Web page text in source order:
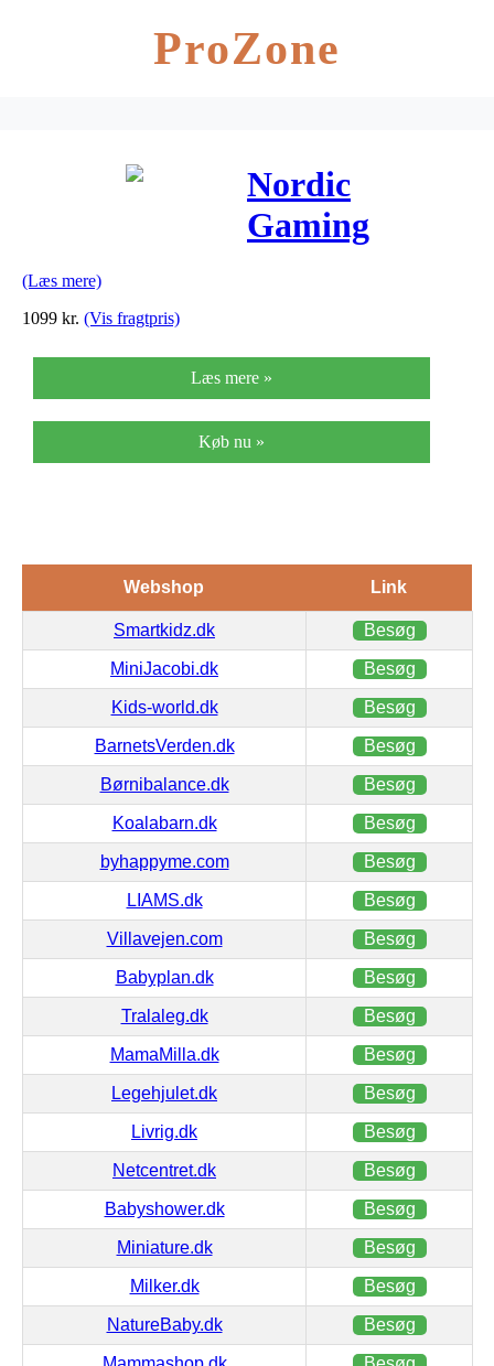
ProZone
Nordic
Gaming
Blå
(Læs mere)
1099 kr. (Vis fragtpris)
Læs mere »
Køb nu »
Webshop Link
Smartkidz.dk Besøg
MiniJacobi.dk Besøg
Kids-world.dk Besøg
BarnetsVerden.dk Besøg
Børnibalance.dk Besøg
Koalabarn.dk Besøg
byhappyme.com Besøg
LIAMS.dk Besøg
Villavejen.com Besøg
Babyplan.dk Besøg
Tralaleg.dk Besøg
MamaMilla.dk Besøg
Legehjulet.dk Besøg
Livrig.dk Besøg
Netcentret.dk Besøg
Babyshower.dk Besøg
Miniature.dk Besøg
Milker.dk Besøg
NatureBaby.dk Besøg